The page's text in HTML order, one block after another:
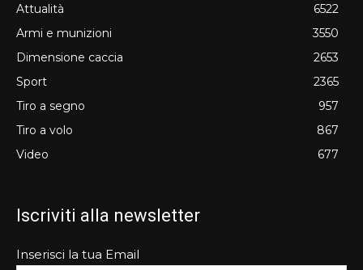
Attualità
6522
Armi e munizioni
3550
Dimensione caccia
2653
Sport
2365
Tiro a segno
957
Tiro a volo
867
Video
677
Iscriviti alla newsletter
Inserisci la tua Email